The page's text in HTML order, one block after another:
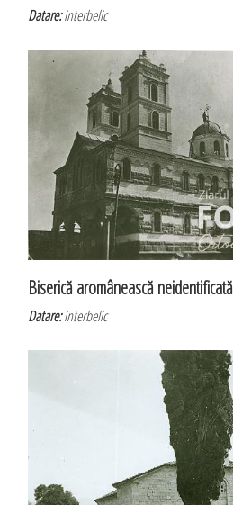
Datare:interbelic
Biserică aromânească neidentificată
Datare:interbelic